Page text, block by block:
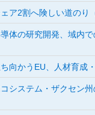
ア2割へ険しい道のり
体の研究開発、域内
向かうEU、人材育成
システム・ザクセン